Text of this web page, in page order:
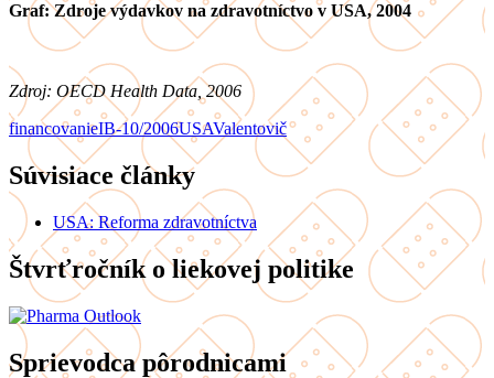
Graf:Zdroje výdavkov na zdravotníctvo v USA, 2004
Zdroj: OECD Health Data, 2006
financovanieIB-10/2006USAValentovič
Súvisiace články
USA: Reforma zdravotníctva
Štvrťročník o liekovej politike
Sprievodca pôrodnicami